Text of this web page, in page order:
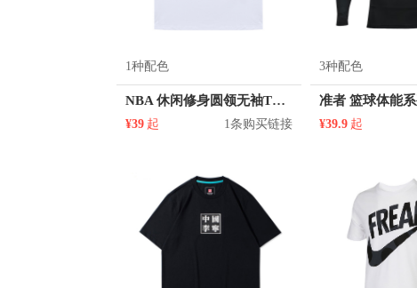
1种配色
NBA 休闲修身圆领无袖T恤 N212TS051
¥39 起 1条购买链接
3种配色
¥39.9 起